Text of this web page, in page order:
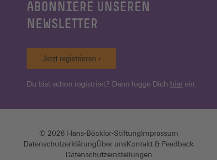
ABONNIERE UNSEREN
NEWSLETTER
Jetzt registrieren
Du bist schon registriert? Dann logge Dich hier ein.
© 2026 Hans-Böckler-StiftungImpressum
DatenschutzerklärungÜber unsKontakt & Feedback
Datenschutzeinstellungen